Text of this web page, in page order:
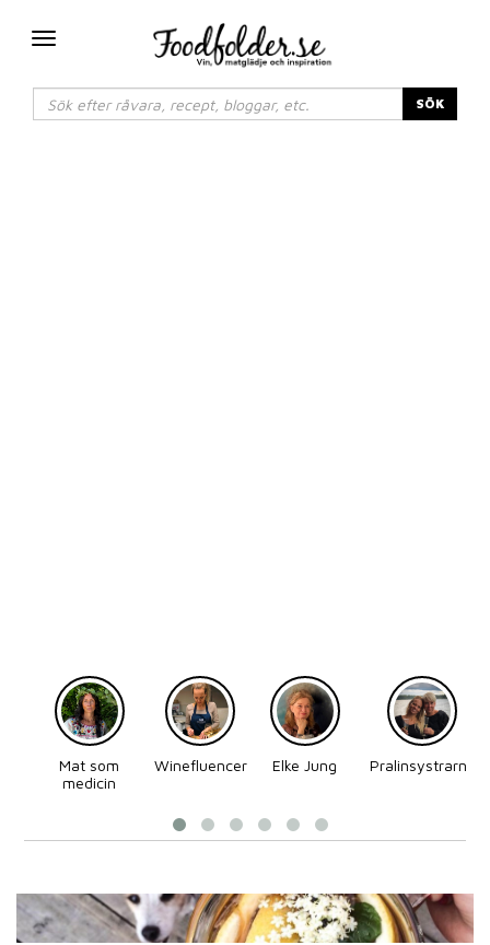
Växla
SÖK
Mat som
medicin
Winefluencer Elke Jung
Pralinsystrarna